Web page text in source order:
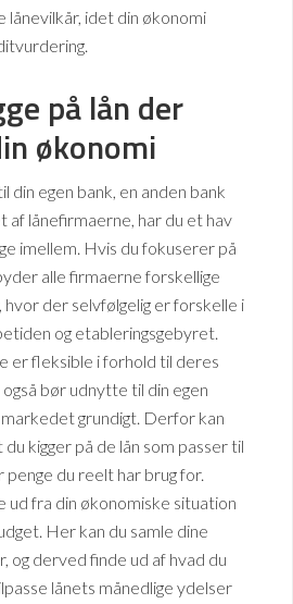
lånevilkår, idet din økonomi
på lån der
økonomi
din egen bank, en anden bank
af lånefirmaerne, har du et hav
imellem. Hvis du fokuserer på
alle firmaerne forskellige
der selvfølgelig er forskelle i
og etableringsgebyret.
er fleksible i forhold til deres
bør udnytte til din egen
grundigt. Derfor kan
kigger på de lån som passer til
penge du reelt har brug for.
ud fra din økonomiske situation
Her kan du samle dine
og derved finde ud af hvad du
lånets månedlige ydelser